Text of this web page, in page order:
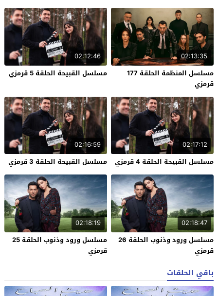
02:13:35
مسلسل المنظمة الحلقة 177
قرمزي
02:12:46
مسلسل القبيحة الحلقة 5 قرمزي
02:17:12
مسلسل القبيحة الحلقة 4 قرمزي
02:16:59
مسلسل القبيحة الحلقة 3 قرمزي
02:18:47
مسلسل ورود وذنوب الحلقة 26
قرمزي
02:18:19
مسلسل ورود وذنوب الحلقة 25
قرمزي
باقي الحلقات